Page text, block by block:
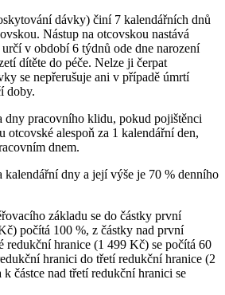
dávky) činí 7 kalendářních dnů
Nástup na otcovskou nastává
v období 6 týdnů ode dne narození
dítěte do péče. Nelze ji čerpat
se nepřerušuje ani v případě úmrtí
doby.
dny pracovního klidu, pokud pojištěnci
otcovské alespoň za 1 kalendářní den,
dnem.
kalendářní dny a její výše je 70 % denního
základu se do částky první
počítá 100 %, z částky nad první
redukční hranice (1 499 Kč) se počítá 60
hranici do třetí redukční hranice (2
částce nad třetí redukční hranici se